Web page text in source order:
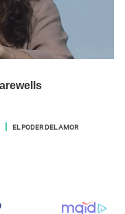
EL PODER DEL AMOR